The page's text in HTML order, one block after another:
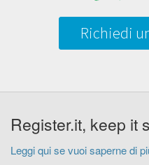
Richiedi
Register.it, keep it
Leggi qui se vuoi saperne di